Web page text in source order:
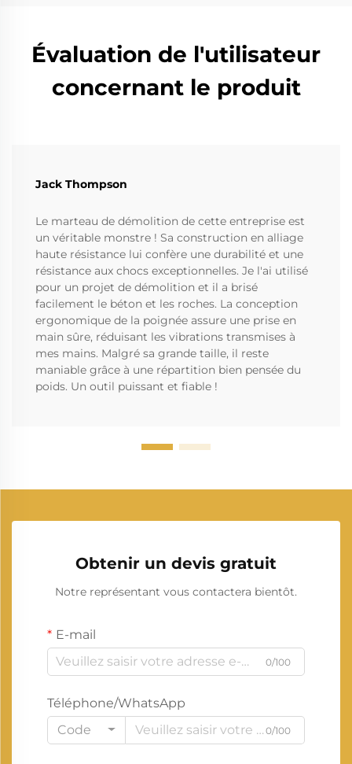
Évaluation de l'utilisateur
concernant le produit
Jack Thompson
Le marteau de démolition de cette entreprise est
un véritable monstre ! Sa construction en alliage
haute résistance lui confère une durabilité et une
résistance aux chocs exceptionnelles. Je l'ai utilisé
pour un projet de démolition et il a brisé
facilement le béton et les roches. La conception
ergonomique de la poignée assure une prise en
main sûre, réduisant les vibrations transmises à
mes mains. Malgré sa grande taille, il reste
maniable grâce à une répartition bien pensée du
poids. Un outil puissant et fiable !
Obtenir un devis gratuit
Notre représentant vous contactera bientôt.
E-mail
0/100
Téléphone/WhatsApp
Code
0/100